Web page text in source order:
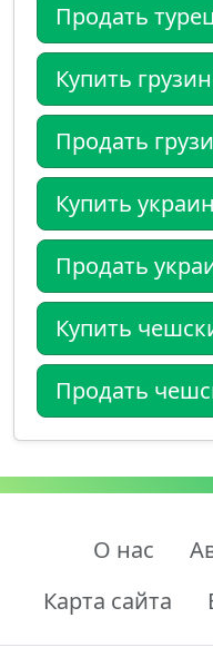
Продать
Купить
Продать
Купить
Продать
Купить
Продать
О нас
Карта сайта